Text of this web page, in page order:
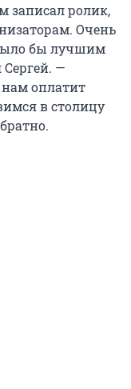
записал ролик,
Очень
бы лучшим
—
оплатит
в столицу